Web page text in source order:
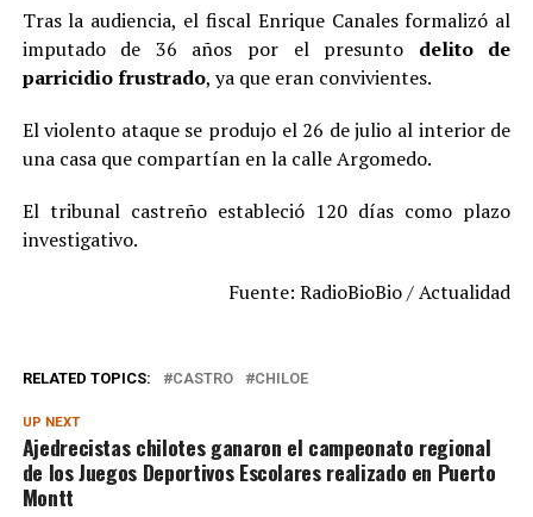
Tras la audiencia, el fiscal Enrique Canales formalizó al
imputado de 36 años por el presunto delito de
parricidio frustrado, ya que eran convivientes.
El violento ataque se produjo el 26 de julio al interior de
una casa que compartían en la calle Argomedo.
El tribunal castreño estableció 120 días como plazo
investigativo.
Fuente: RadioBioBio / Actualidad
RELATED TOPICS: CASTRO CHILOE
UP NEXT
Ajedrecistas chilotes ganaron el campeonato regional
de los Juegos Deportivos Escolares realizado en Puerto
Montt